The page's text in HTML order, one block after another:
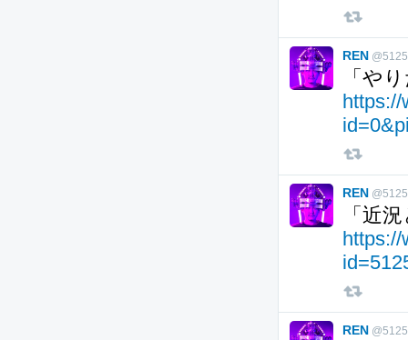
REN
「や
https://
REN
「近
https://
REN